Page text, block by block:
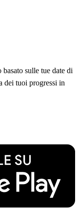
sulle tue date di
dei tuoi progressi in